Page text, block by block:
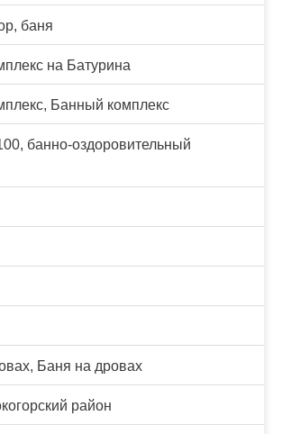
баня
на Батурина
Банный комплекс
банно-оздоровительный
Баня на дровах
район